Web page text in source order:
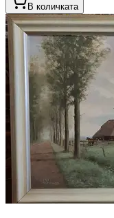
В количката